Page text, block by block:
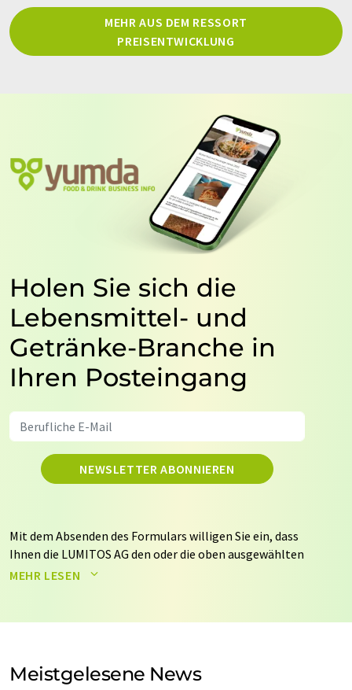
MEHR AUS DEM RESSORT
PREISENTWICKLUNG
Holen Sie sich die
Lebensmittel- und
Getränke-Branche in
Ihren Posteingang
NEWSLETTER ABONNIEREN
Mit dem Absenden des Formulars willigen Sie ein, dass
Ihnen die LUMITOS AG den oder die oben ausgewählten
Newsletter per E-Mail zusendet. Ihre Daten werden
auf Basis unsererDatenschutzerklärung. LUMITOS darf
Meinungsforschung per E-Mail kontaktieren. Ihre
Einwilligung können Sie jederzeit ohne Angabe von
MEHR LESEN
Meistgelesene News